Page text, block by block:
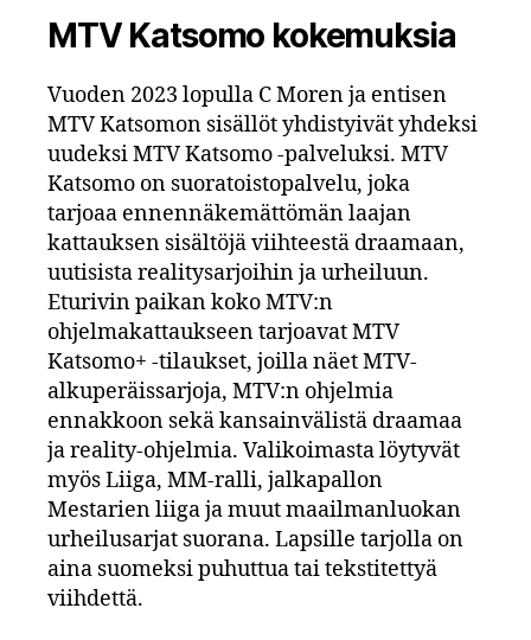
MTV Katsomo kokemuksia
Vuoden 2023 lopulla C Moren ja entisen
MTV Katsomon sisällöt yhdistyivät yhdeksi
uudeksi MTV Katsomo -palveluksi. MTV
Katsomo on suoratoistopalvelu, joka
tarjoaa ennennäkemättömän laajan
kattauksen sisältöjä viihteestä draamaan,
uutisista realitysarjoihin ja urheiluun.
Eturivin paikan koko MTV:n
ohjelmakattaukseen tarjoavat MTV
Katsomo+ -tilaukset, joilla näet MTV-
alkuperäissarjoja, MTV:n ohjelmia
ennakkoon sekä kansainvälistä draamaa
ja reality-ohjelmia. Valikoimasta löytyvät
myös Liiga, MM-ralli, jalkapallon
Mestarien liiga ja muut maailmanluokan
urheilusarjat suorana. Lapsille tarjolla on
aina suomeksi puhuttua tai tekstitettyä
viihdettä.